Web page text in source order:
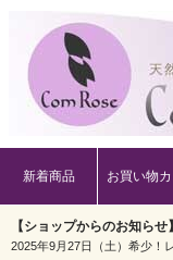
新着商品 お買い物
【ショップからのお知らせ】
2025年9月27日（土）希少！